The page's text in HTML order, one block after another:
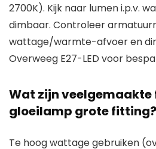
2700K). Kijk naar lumen i.p.v.
dimbaar. Controleer
wattage/warmte-afvoer en
Overweeg E27-LED voor
Wat zijn veelgemaakte
gloeilamp grote fitting?
Te hoog wattage gebruiken